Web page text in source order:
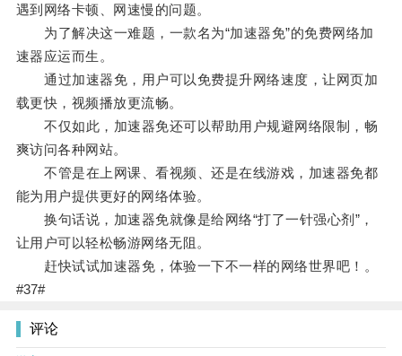
遇到网络卡顿、网速慢的问题。
为了解决这一难题，一款名为“加速器免”的免费网络加
速器应运而生。
通过加速器免，用户可以免费提升网络速度，让网页加
载更快，视频播放更流畅。
不仅如此，加速器免还可以帮助用户规避网络限制，畅
爽访问各种网站。
不管是在上网课、看视频、还是在线游戏，加速器免都
能为用户提供更好的网络体验。
换句话说，加速器免就像是给网络“打了一针强心剂”，
让用户可以轻松畅游网络无阻。
赶快试试加速器免，体验一下不一样的网络世界吧！。
#37#
评论